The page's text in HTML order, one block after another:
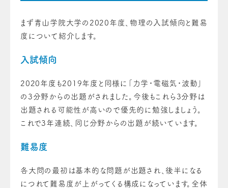
まず青山学院大学の2020年度、物理の入試傾向と難易
度について紹介します。
入試傾向
2020年度も2019年度と同様に「力学・電磁気・波動」
の3分野からの出題がされました。今後もこれら3分野は
出題される可能性が高いので優先的に勉強しましょう。
これで3年連続、同じ分野からの出題が続いています。
難易度
各大問の最初は基本的な問題が出題され、後半になる
につれて難易度が上がってくる構成になっています。全体